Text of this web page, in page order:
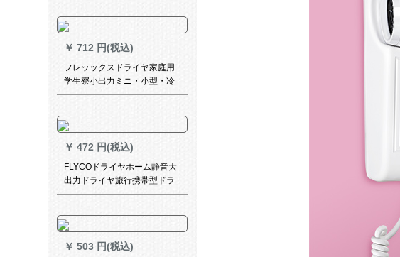
￥ 712 円(税込)
フレッックスドライヤ家庭用
学生寮小出力ミニ・小型・冷
えの熱風ドラヤ・筒は折りた
ーデュナ6段にBHC 020/05を
設置します。
￥ 472 円(税込)
FLYCOドライヤホーム静音大
出力ドライヤ旅行携帯型ドラ
イヤー冷熱風理髪店サロン
り返し畳むつとする。
￥ 503 円(税込)